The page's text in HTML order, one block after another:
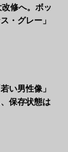
修へ。ボッ
・グレー」
い男性像」
保存状態は